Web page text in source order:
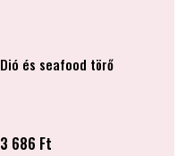
Dió és seafood törő
3 686 Ft